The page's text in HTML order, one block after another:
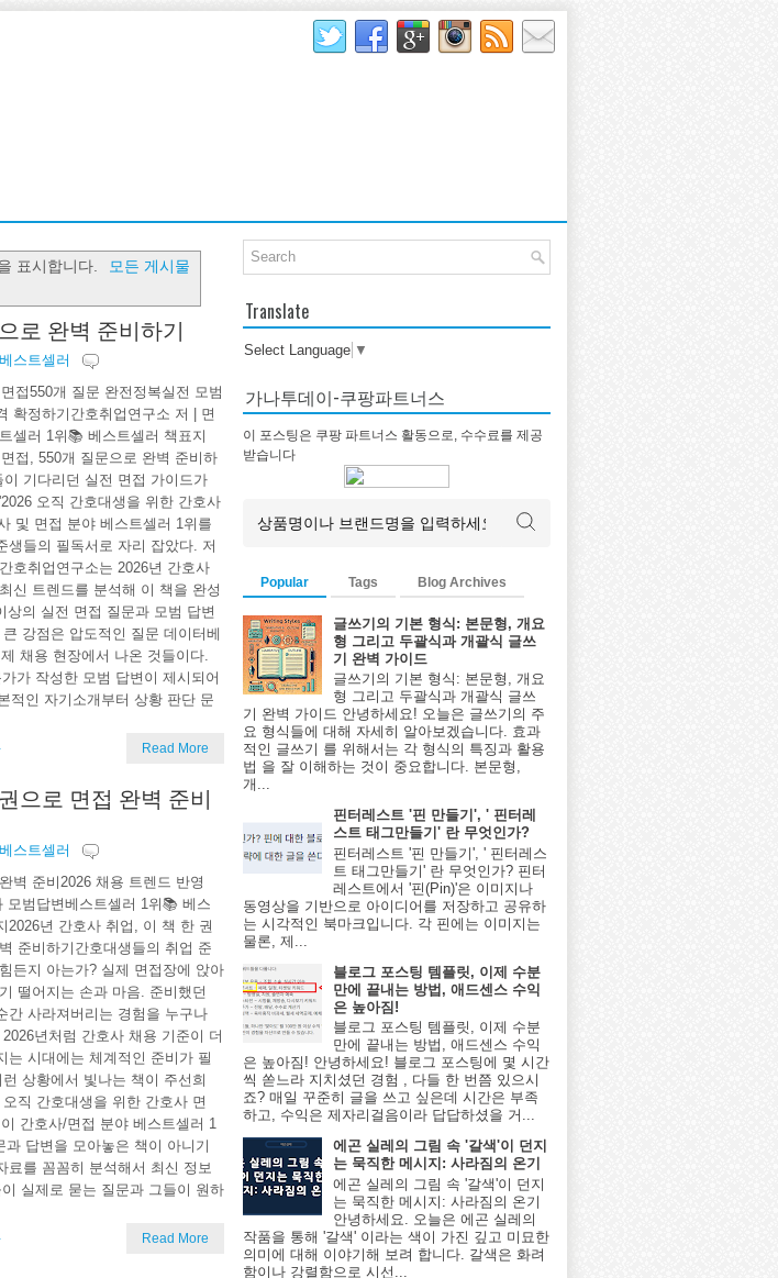
표시합니다.
모든 게시물
로 완벽 준비하기
스트셀러
접550개 질문 완전정복실전 모범
확정하기간호취업연구소 저 | 면
셀러 1위📚 베스트셀러 책표지
접, 550개 질문으로 완벽 준비하
이 기다리던 실전 면접 가이드가
오직 간호대생을 위한 간호사
및 면접 분야 베스트셀러 1위를
생들의 필독서로 자리 잡았다. 저
호취업연구소는 2026년 간호사
신 트렌드를 분석해 이 책을 완성
상의 실전 면접 질문과 모범 답변
강점은 압도적인 질문 데이터베
채용 현장에서 나온 것들이다.
가 작성한 모범 답변이 제시되어
적인 자기소개부터 상황 판단 문
Read More
으로 면접 완벽 준비
스트셀러
벽 준비2026 채용 트렌드 반영
모범답변베스트셀러 1위📚 베스
2026년 간호사 취업, 이 책 한 권
준비하기간호대생들의 취업 준
든지 아는가? 실제 면접장에 앉아
떨어지는 손과 마음. 준비했던
간 사라져버리는 경험을 누구나
년처럼 간호사 채용 기준이 더
는 시대에는 체계적인 준비가 필
상황에서 빛나는 책이 주선희
오직 간호대생을 위한 간호사 면
간호사/면접 분야 베스트셀러 1
답변을 모아놓은 책이 아니기
료를 꼼꼼히 분석해서 최신 정보
실제로 묻는 질문과 그들이 원하
Read More
Translate
Select Language ▼
가나투데이-쿠팡파트너스
이 포스팅은 쿠팡 파트너스 활동으로, 수수료를 제공
받습니다
Popular Tags Blog Archives
글쓰기의 기본 형식: 본문형, 개요
형 그리고 두괄식과 개괄식 글쓰
기 완벽 가이드
글쓰기의 기본 형식: 본문형, 개요
형 그리고 두괄식과 개괄식 글쓰
기 완벽 가이드 안녕하세요! 오늘은 글쓰기의 주
요 형식들에 대해 자세히 알아보겠습니다. 효과
적인 글쓰기 를 위해서는 각 형식의 특징과 활용
법 을 잘 이해하는 것이 중요합니다. 본문형,
개...
핀터레스트 '핀 만들기', ' 핀터레
스트 태그만들기' 란 무엇인가?
핀터레스트 '핀 만들기', ' 핀터레스
트 태그만들기' 란 무엇인가? 핀터
레스트에서 '핀(Pin)'은 이미지나
동영상을 기반으로 아이디어를 저장하고 공유하
는 시각적인 북마크입니다. 각 핀에는 이미지는
물론, 제...
블로그 포스팅 템플릿, 이제 수분
만에 끝내는 방법, 애드센스 수익
은 높아짐!
블로그 포스팅 템플릿, 이제 수분
만에 끝내는 방법, 애드센스 수익
은 높아짐! 안녕하세요! 블로그 포스팅에 몇 시간
씩 쏟느라 지치셨던 경험 , 다들 한 번쯤 있으시
죠? 매일 꾸준히 글을 쓰고 싶은데 시간은 부족
하고, 수익은 제자리걸음이라 답답하셨을 거...
에곤 실레의 그림 속 '갈색'이 던지
는 묵직한 메시지: 사라짐의 온기
에곤 실레의 그림 속 '갈색'이 던지
는 묵직한 메시지: 사라짐의 온기
안녕하세요. 오늘은 에곤 실레의
작품을 통해 '갈색' 이라는 색이 가진 깊고 미묘한
의미에 대해 이야기해 보려 합니다. 갈색은 화려
함이나 강렬함으로 시선...